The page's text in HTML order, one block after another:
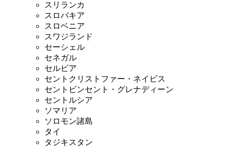
スリランカ
スロバキア
スロベニア
スワジランド
セーシェル
セネガル
セルビア
セントクリストファー・ネイビス
セントビンセント・グレナディーン
セントルシア
ソマリア
ソロモン諸島
タイ
タジキスタン